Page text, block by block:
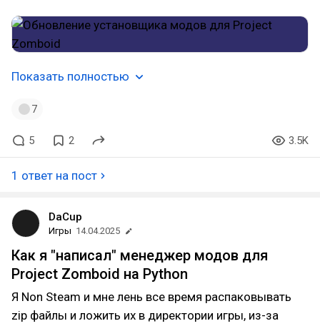
Показать полностью
7
5 2 3.5K
1 ответ на пост
DaCup
Игры 14.04.2025
Как я "написал" менеджер модов для
Project Zomboid на Python
Я Non Steam и мне лень все время распаковывать
zip файлы и ложить их в директории игры, из-за